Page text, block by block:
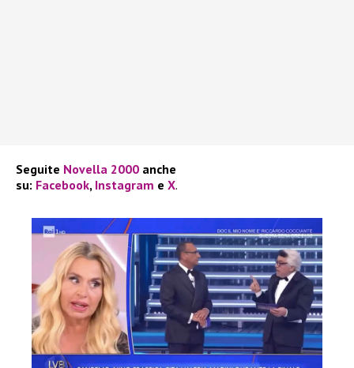
Seguite Novella 2000 anche
su: Facebook, Instagram e X.